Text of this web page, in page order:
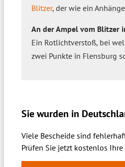
Blitzer, der wie ein
An der Ampel vom Blitzer
Ein Rotlichtverstoß, bei
zwei Punkte in Flensburg
Sie wurden in
Viele Bescheide sind
Prüfen Sie jetzt kostenlos